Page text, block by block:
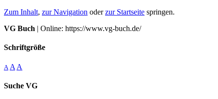
Zum Inhalt, zur Navigation oderzur Startseite springen.
VG Buch | Online: https://www.vg-buch.de/
Schriftgröße
A A A
Suche VG